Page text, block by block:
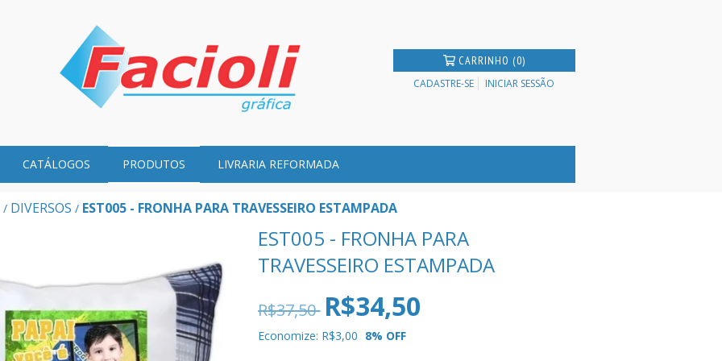
CARRINHO (0)
CADASTRE-SE INICIAR SESSÃO
CATÁLOGOS PRODUTOS LIVRARIA REFORMADA
/ DIVERSOS / EST005 - FRONHA PARA TRAVESSEIRO ESTAMPADA
EST005 - FRONHA PARA
TRAVESSEIRO ESTAMPADA
R$37,50 R$34,50
Economize: R$3,00 8% OFF